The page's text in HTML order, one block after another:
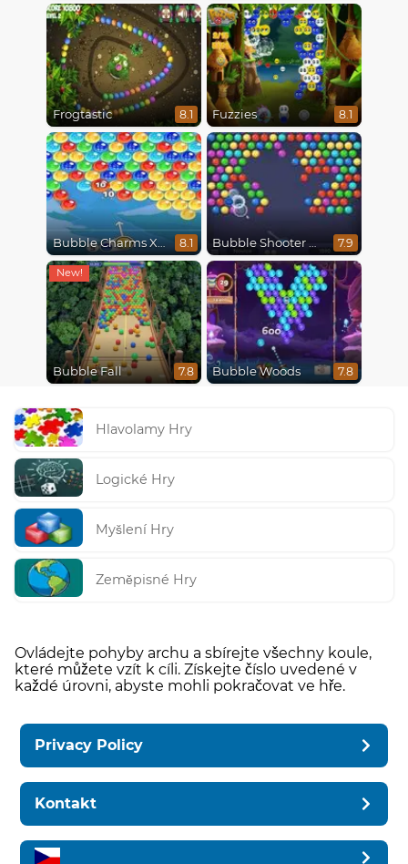
Frogtastic 8.1 Fuzzies 8.1
Bubble Charms Xmas 8.1 Bubble Shooter HD 7.9
Bubble Fall 7.8 Bubble Woods 7.8
Hlavolamy Hry
Logické Hry
Myšlení Hry
Zeměpisné Hry
Ovládejte pohyby archu a sbírejte všechny koule,
které můžete vzít k cíli. Získejte číslo uvedené v
každé úrovni, abyste mohli pokračovat ve hře.
Privacy Policy
Kontakt